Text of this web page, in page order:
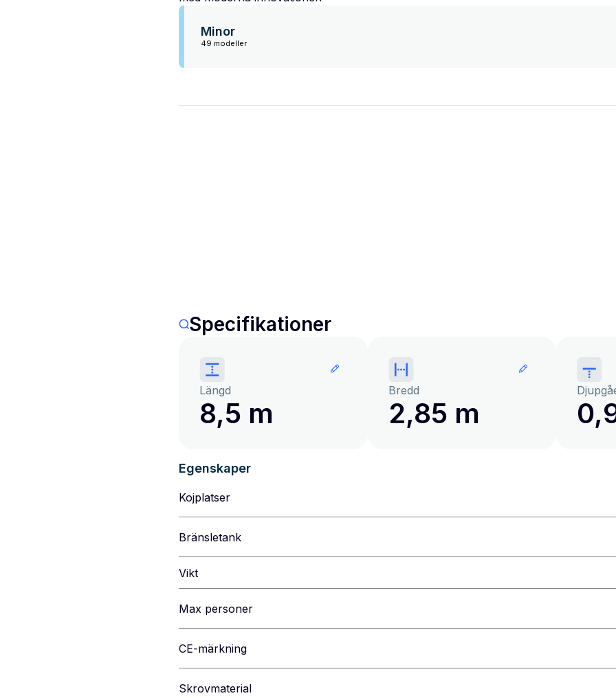
Minor
49 modeller
Specifikationer
Längd
8,5 m
Bredd
2,85 m
Egenskaper
Kojplatser
Bränsletank
Vikt
Max personer
CE-märkning
Skrovmaterial